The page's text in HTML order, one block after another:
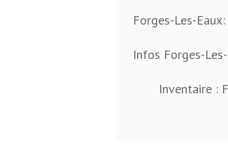
Forges-Les-Eaux:
Infos Forges-
Inventaire :